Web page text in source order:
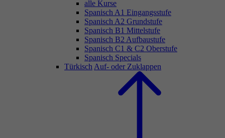
alle Kurse
Spanisch A1 Eingangsstufe
Spanisch A2 Grundstufe
Spanisch B1 Mittelstufe
Spanisch B2 Aufbaustufe
Spanisch C1 & C2 Oberstufe
Spanisch Specials
Türkisch Auf- oder Zuklappen